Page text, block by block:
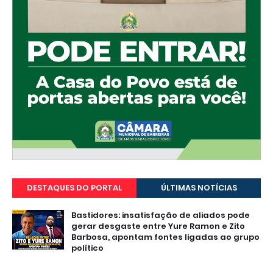
DESTAQUES DO PORTAL ÚLTIMAS NOTÍCIAS
Bastidores: insatisfação de aliados pode
gerar desgaste entre Yure Ramon e Zito
Barbosa, apontam fontes ligadas ao grupo
político